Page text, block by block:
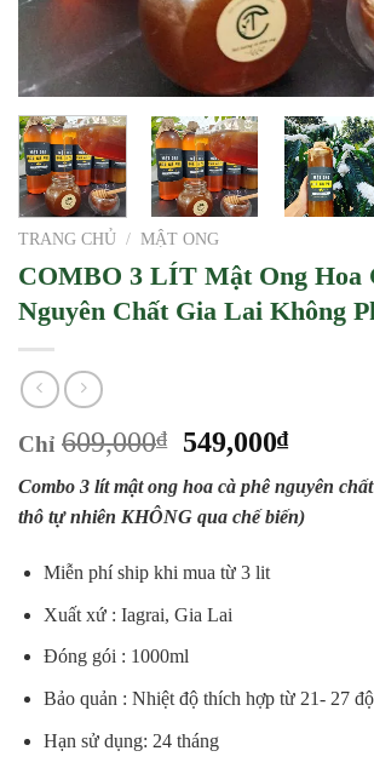
TRANG CHỦ / MẬT ONG
COMBO 3 LÍT Mật Ong Hoa
Nguyên Chất Gia Lai Không
Chỉ 609,000₫
Giá
là:
609,000₫.
549,000₫Giá
hiện
tại
là:
Combo 3 lít mật ong hoa cà phê nguyên
thô tự nhiên KHÔNG qua chế biến)
Miễn phí ship khi mua từ 3 lit
Xuất xứ : Iagrai, Gia Lai
Đóng gói : 1000ml
Bảo quản : Nhiệt độ thích hợp từ 21- 27
Hạn sử dụng: 24 tháng